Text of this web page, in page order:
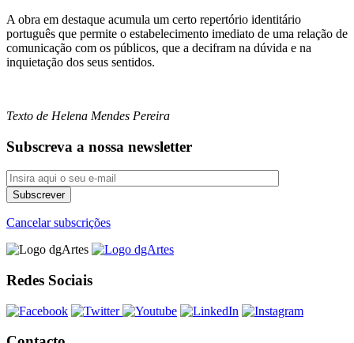
A obra em destaque acumula um certo repertório identitário
português que permite o estabelecimento imediato de uma relação de
comunicação com os públicos, que a decifram na dúvida e na
inquietação dos seus sentidos.
Texto de Helena Mendes Pereira
Subscreva a nossa newsletter
Cancelar subscrições
Redes Sociais